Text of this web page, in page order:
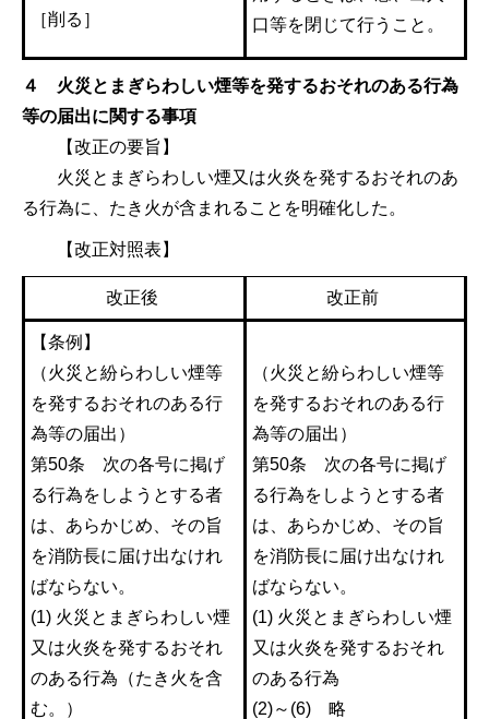
［削る］
口等を閉じて行うこと。
４ 火災とまぎらわしい煙等を発するおそれのある行為
等の届出に関する事項
【改正の要旨】
火災とまぎらわしい煙又は火炎を発するおそれのあ
る行為に、たき火が含まれることを明確化した。
【改正対照表】
改正後 改正前
【条例】
（火災と紛らわしい煙等
を発するおそれのある行
為等の届出）
第50条 次の各号に掲げ
る行為をしようとする者
は、あらかじめ、その旨
を消防長に届け出なけれ
ばならない。
(1) 火災とまぎらわしい煙
又は火炎を発するおそれ
のある行為（たき火を含
む。）
（火災と紛らわしい煙等
を発するおそれのある行
為等の届出）
第50条 次の各号に掲げ
る行為をしようとする者
は、あらかじめ、その旨
を消防長に届け出なけれ
ばならない。
(1) 火災とまぎらわしい煙
又は火炎を発するおそれ
のある行為
(2)～(6) 略